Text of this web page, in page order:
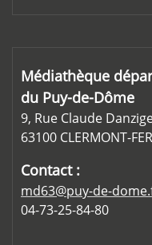
Médiathèque
du Puy-de-Dôme
9, Rue Claude
63100 CLERMONT-
Contact :
md63@puy-de-
04-73-25-84-80